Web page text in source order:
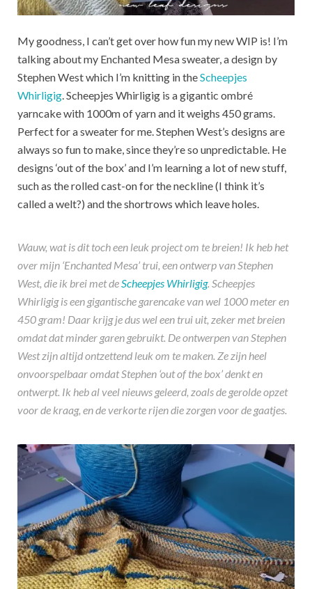
My goodness, I can’t get over how fun my new WIP is! I’m
talking about my Enchanted Mesa sweater, a design by
Stephen West which I’m knitting in theScheepjes
Whirligig . Scheepjes Whirligig is a gigantic ombré
yarncake with 1000m of yarn and it weighs 450 grams.
Perfect for a sweater for me. Stephen West’s designs are
always so fun to make, since they’re so unpredictable. He
designs ‘out of the box’ and I’m learning a lot of new stuff,
such as the rolled cast-on for the neckline (I think it’s
called a welt?) and the shortrows which leave holes.
Wauw, wat is dit toch een leuk project om te breien! Ik heb het
over mijn ‘Enchanted Mesa’ trui, een ontwerp van Stephen
West, die ik brei met de Scheepjes Whirligig. Scheepjes
Whirligig is een gigantische garencake van wel 1000 meter en
450 gram! Daar krijg je dus wel een trui uit, zeker met breien
omdat dat minder garen gebruikt. De ontwerpen van Stephen
West zijn altijd ontzettend leuk om te maken. Ze zijn heel
onvoorspelbaar omdat Stephen ‘out of the box’ denkt en
ontwerpt. Ik heb al veel nieuws geleerd, zoals de gerolde opzet
voor de kraag, en de verkorte rijen die zorgen voor de gaatjes.